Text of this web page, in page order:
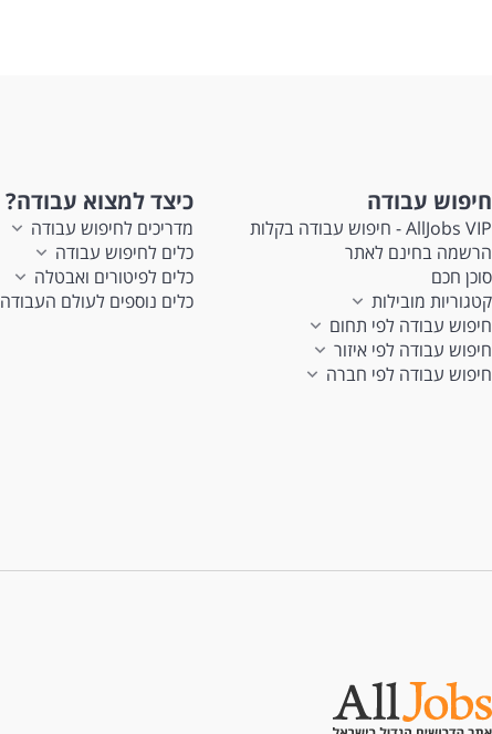
חיפוש עבודה
AllJobs VIP - חיפוש עבודה בקלות
הרשמה בחינם לאתר
סוכן חכם
קטגוריות מובילות
חיפוש עבודה לפי תחום
חיפוש עבודה לפי איזור
חיפוש עבודה לפי חברה
כיצד למצוא עבודה?
מדריכים לחיפוש עבודה
כלים לחיפוש עבודה
כלים לפיטורים ואבטלה
כלים נוספים לעולם העבודה